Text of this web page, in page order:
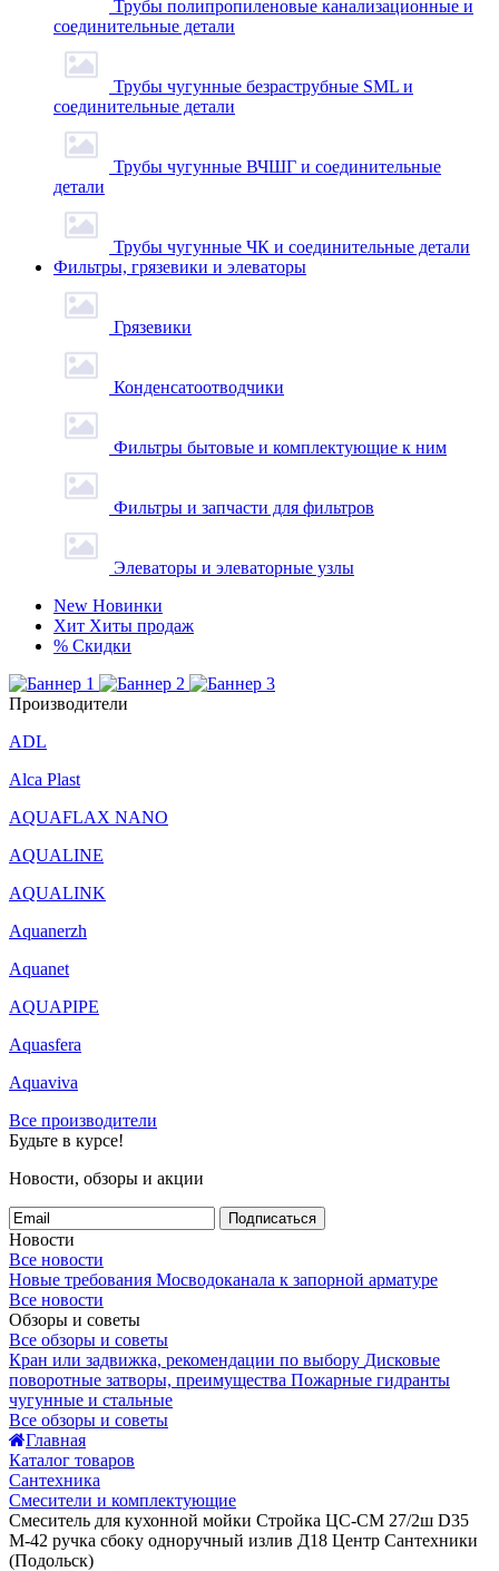
Трубы полипропиленовые канализационные и
соединительные детали
Трубы чугунные безраструбные SML и
соединительные детали
Трубы чугунные ВЧШГ и соединительные
детали
Трубы чугунные ЧК и соединительные детали
Фильтры, грязевики и элеваторы
Грязевики
Конденсатоотводчики
Фильтры бытовые и комплектующие к ним
Фильтры и запчасти для фильтров
Элеваторы и элеваторные узлы
New Новинки
Хит Хиты продаж
% Скидки
Производители
ADL
Alca Plast
AQUAFLAX NANO
AQUALINE
AQUALINK
Aquanerzh
Aquanet
AQUAPIPE
Aquasfera
Aquaviva
Все производители
Будьте в курсе!
Новости, обзоры и акции
Подписаться
Новости
Все новости
Новые требования Мосводоканала к запорной арматуре
Все новости
Обзоры и советы
Все обзоры и советы
Кран или задвижка, рекомендации по выбору Дисковые
поворотные затворы, преимущества Пожарные гидранты
чугунные и стальные
Все обзоры и советы
Главная
Каталог товаров
Сантехника
Смесители и комплектующие
Смеситель для кухонной мойки Стройка ЦС-СМ 27/2ш D35
М-42 ручка сбоку одноручный излив Д18 Центр Сантехники
(Подольск)